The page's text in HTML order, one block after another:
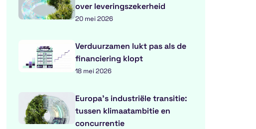
over leveringszekerheid
20 mei 2026
Verduurzamen lukt pas als de
financiering klopt
18 mei 2026
Europa’s industriële transitie:
tussen klimaatambitie en
concurrentie